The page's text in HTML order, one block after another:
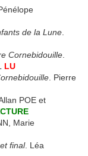
de la Lune
Cornebidouille
LU
. Pierre
POE et
Marie
final. Léa